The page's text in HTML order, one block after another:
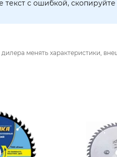
текст с ошибкой, скопируйте
менять характеристики,